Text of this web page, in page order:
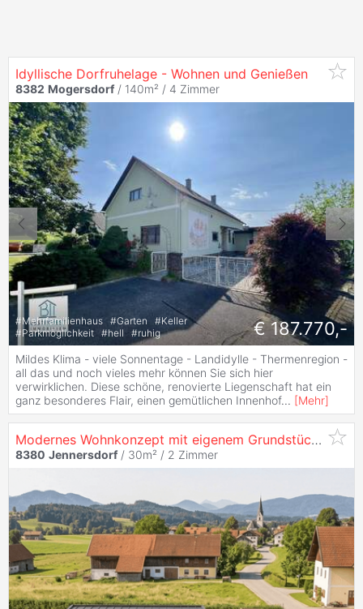
Idyllische Dorfruhelage - Wohnen und Genießen
8382 Mogersdorf / 140m² / 4 Zimmer
#Mehrfamilienhaus #Garten #Keller
#Parkmöglichkeit #hell #ruhig € 187.770,-
Mildes Klima - viele Sonnentage - Landidylle - Thermenregion -
all das und noch vieles mehr können Sie sich hier
verwirklichen. Diese schöne, renovierte Liegenschaft hat ein
ganz besonderes Flair, einen gemütlichen Innenhof... [Mehr]
Modernes Wohnkonzept mit eigenem Grundstück – schlüsselfertiges Zuhause in
8380 Jennersdorf / 30m² / 2 Zimmer